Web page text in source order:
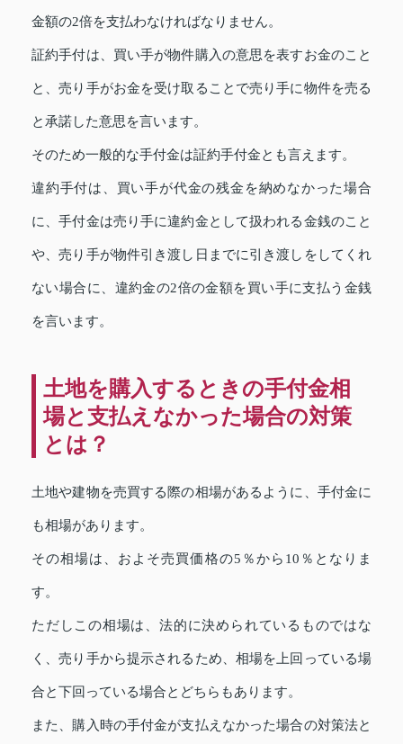
金額の2倍を支払わなければなりません。
証約手付は、買い手が物件購入の意思を表すお金のこと
と、売り手がお金を受け取ることで売り手に物件を売る
と承諾した意思を言います。
そのため一般的な手付金は証約手付金とも言えます。
違約手付は、買い手が代金の残金を納めなかった場合
に、手付金は売り手に違約金として扱われる金銭のこと
や、売り手が物件引き渡し日までに引き渡しをしてくれ
ない場合に、違約金の2倍の金額を買い手に支払う金銭
を言います。
土地を購入するときの手付金相
場と支払えなかった場合の対策
とは？
土地や建物を売買する際の相場があるように、手付金に
も相場があります。
その相場は、およそ売買価格の5％から10％となりま
す。
ただしこの相場は、法的に決められているものではな
く、売り手から提示されるため、相場を上回っている場
合と下回っている場合とどちらもあります。
また、購入時の手付金が支払えなかった場合の対策法と